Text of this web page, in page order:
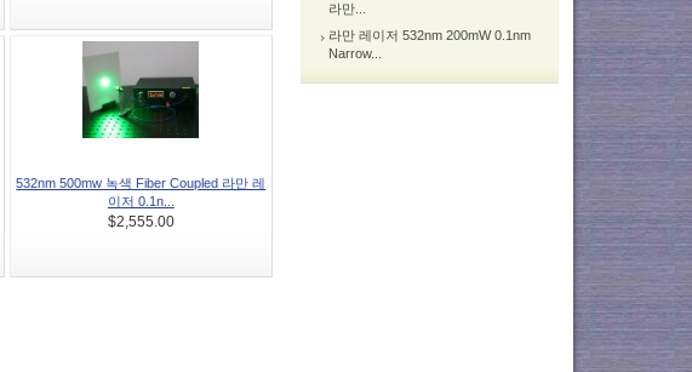
532nm 500mw 녹색 Fiber Coupled 라만 레
이저 0.1n...
$2,555.00
라만...
라만 레이저 532nm 200mW 0.1nm
Narrow...